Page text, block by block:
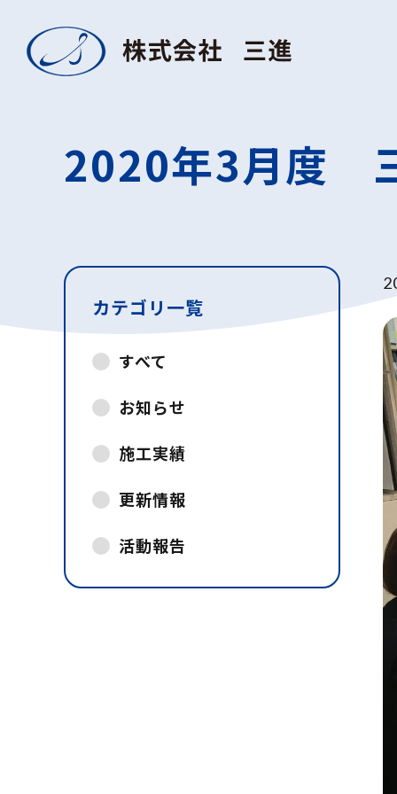
2020年3月度
カテゴリ一覧
すべて
お知らせ
施工実績
更新情報
活動報告